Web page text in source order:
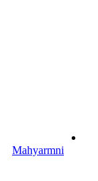
Mahyarmni